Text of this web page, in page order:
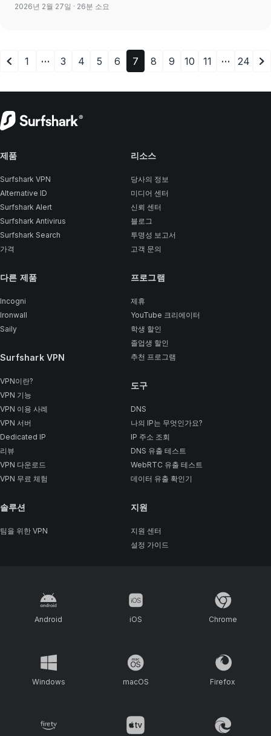
2026년 2월 27일 · 26분 소요
1 … 3 4 5 6 7 8 9 10 11 … 24
제품
Surfshark VPN
Alternative ID
Surfshark Alert
Surfshark Antivirus
Surfshark Search
가격
다른 제품
Incogni
Ironwall
Saily
Surfshark VPN
VPN이란?
VPN 기능
VPN 이용 사례
VPN 서버
Dedicated IP
리뷰
VPN 다운로드
VPN 무료 체험
솔루션
팀을 위한 VPN
리소스
당사의 정보
미디어 센터
신뢰 센터
블로그
투명성 보고서
고객 문의
프로그램
제휴
YouTube 크리에이터
학생 할인
졸업생 할인
추천 프로그램
도구
DNS
나의 IP는 무엇인가요?
IP 주소 조회
DNS 유출 테스트
WebRTC 유출 테스트
데이터 유출 확인기
지원
지원 센터
설정 가이드
Android iOS Chrome
Windows macOS Firefox